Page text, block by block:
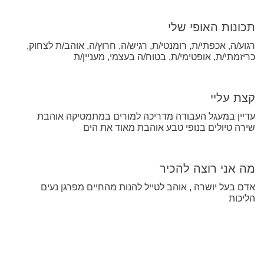
תכונות האופי שלי
רגוע/ה, אכפתי/ת, רומנטי/ת, רגיש/ה, חרוץ/ה, אוהב/ת לצחוק,
כריזמתי/ת, אופטימי/ת, בטוח/ה בעצמי, מעניין/ת
קצת עליי
עדיין במעגל העבודה מדריכה למורים במתמטיקה אוהבת
שירה טיולים בנופי טבע אוהבת מאוד את הים
מה אני רוצה להכיר
אדם בעל יושרה , אוהב לטייל להנות מהחיים מפרגן נעים
הליכות